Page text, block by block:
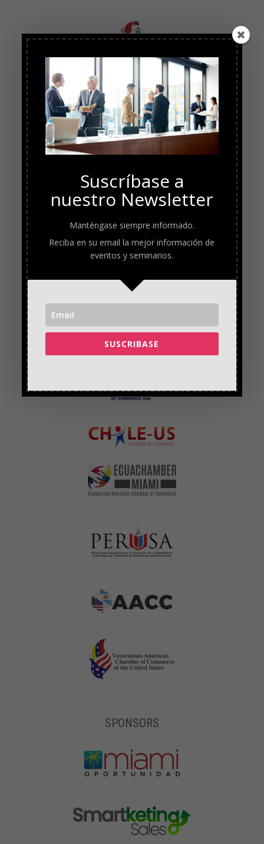
SPONSORS
Suscríbase a
nuestro Newsletter
Manténgase siempre informado.
Reciba en su email la mejor información de
eventos y seminarios.
SUSCRIBASE